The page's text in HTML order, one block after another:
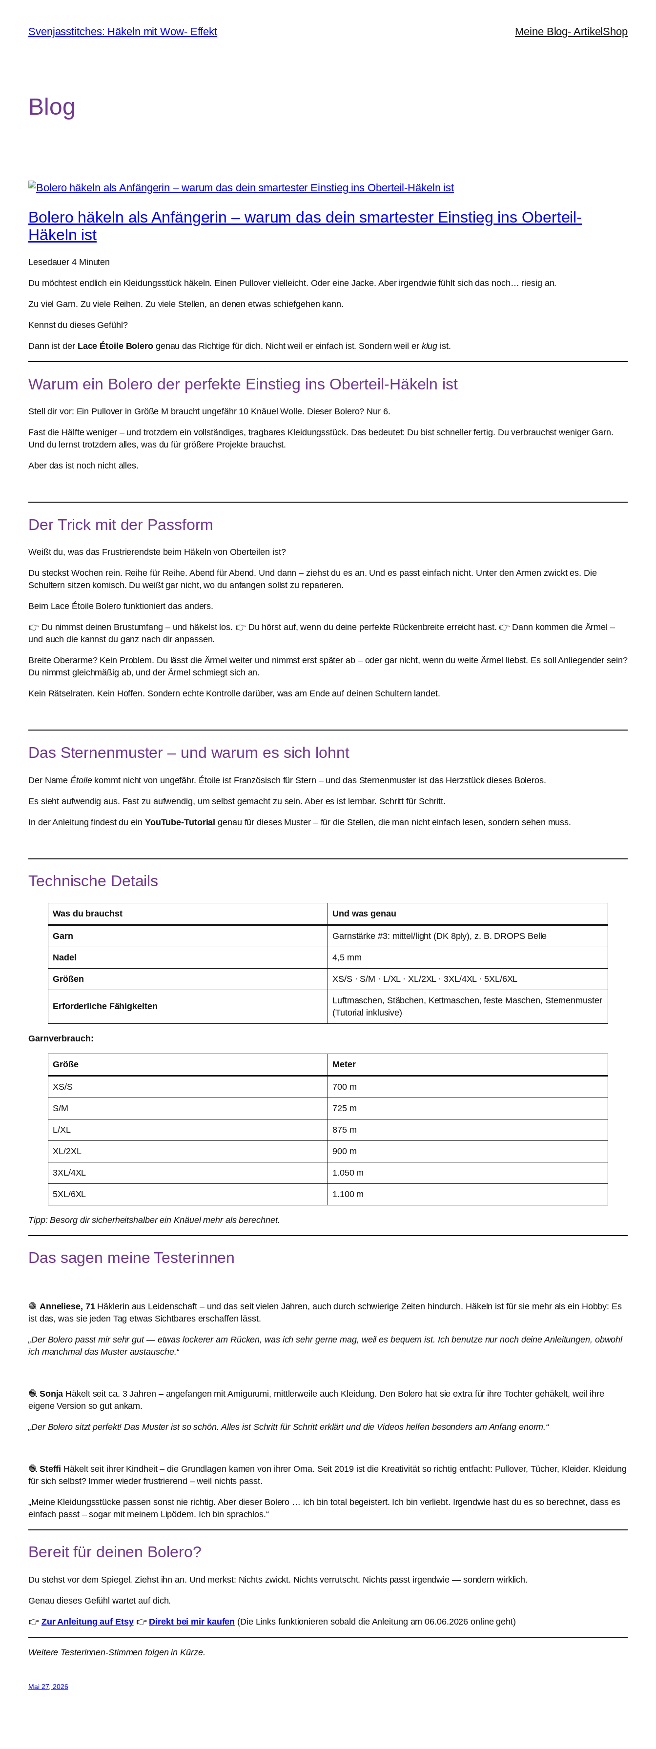
springen
Svenjasstitches: Häkeln mit Wow- Effekt Meine Blog- ArtikelShop
Blog
Bolero häkeln als Anfängerin – warum das dein smartester Einstieg ins Oberteil-
Häkeln ist
Lesedauer 4 Minuten
Du möchtest endlich ein Kleidungsstück häkeln. Einen Pullover vielleicht. Oder eine Jacke. Aber irgendwie fühlt sich das noch… riesig an.
Zu viel Garn. Zu viele Reihen. Zu viele Stellen, an denen etwas schiefgehen kann.
Kennst du dieses Gefühl?
Dann ist der Lace Étoile Bolerogenau das Richtige für dich. Nicht weil er einfach ist. Sondern weil er klug ist.
Warum ein Bolero der perfekte Einstieg ins Oberteil-Häkeln ist
Stell dir vor: Ein Pullover in Größe M braucht ungefähr 10 Knäuel Wolle. Dieser Bolero? Nur 6.
Fast die Hälfte weniger – und trotzdem ein vollständiges, tragbares Kleidungsstück. Das bedeutet: Du bist schneller fertig. Du verbrauchst weniger Garn.
Und du lernst trotzdem alles, was du für größere Projekte brauchst.
Aber das ist noch nicht alles.
Der Trick mit der Passform
Weißt du, was das Frustrierendste beim Häkeln von Oberteilen ist?
Du steckst Wochen rein. Reihe für Reihe. Abend für Abend. Und dann – ziehst du es an. Und es passt einfach nicht. Unter den Armen zwickt es. Die
Schultern sitzen komisch. Du weißt gar nicht, wo du anfangen sollst zu reparieren.
Beim Lace Étoile Bolero funktioniert das anders.
👉 Du nimmst deinen Brustumfang – und häkelst los. 👉 Du hörst auf, wenn du deine perfekte Rückenbreite erreicht hast. 👉 Dann kommen die Ärmel –
und auch die kannst du ganz nach dir anpassen.
Breite Oberarme? Kein Problem. Du lässt die Ärmel weiter und nimmst erst später ab – oder gar nicht, wenn du weite Ärmel liebst. Es soll Anliegender sein?
Du nimmst gleichmäßig ab, und der Ärmel schmiegt sich an.
Kein Rätselraten. Kein Hoffen. Sondern echte Kontrolle darüber, was am Ende auf deinen Schultern landet.
Das Sternenmuster – und warum es sich lohnt
Der NameÉtoilekommt nicht von ungefähr. Étoile ist Französisch für Stern – und das Sternenmuster ist das Herzstück dieses Boleros.
Es sieht aufwendig aus. Fast zu aufwendig, um selbst gemacht zu sein. Aber es ist lernbar. Schritt für Schritt.
In der Anleitung findest du ein YouTube-Tutorial genau für dieses Muster – für die Stellen, die man nicht einfach lesen, sondern sehen muss.
Technische Details
Was du brauchst Und was genau
Garn Garnstärke #3: mittel/light (DK 8ply), z. B. DROPS Belle
Nadel 4,5 mm
Größen XS/S · S/M · L/XL · XL/2XL · 3XL/4XL · 5XL/6XL
Erforderliche Fähigkeiten
Luftmaschen, Stäbchen, Kettmaschen, feste Maschen, Sternenmuster
(Tutorial inklusive)
Garnverbrauch:
Größe Meter
XS/S 700 m
S/M 725 m
L/XL 875 m
XL/2XL 900 m
3XL/4XL 1.050 m
5XL/6XL 1.100 m
Tipp: Besorg dir sicherheitshalber ein Knäuel mehr als berechnet.
Das sagen meine Testerinnen
🧶 Anneliese, 71Häklerin aus Leidenschaft – und das seit vielen Jahren, auch durch schwierige Zeiten hindurch. Häkeln ist für sie mehr als ein Hobby: Es
ist das, was sie jeden Tag etwas Sichtbares erschaffen lässt.
„Der Bolero passt mir sehr gut — etwas lockerer am Rücken, was ich sehr gerne mag, weil es bequem ist. Ich benutze nur noch deine Anleitungen, obwohl
ich manchmal das Muster austausche.“
🧶 Sonja Häkelt seit ca. 3 Jahren – angefangen mit Amigurumi, mittlerweile auch Kleidung. Den Bolero hat sie extra für ihre Tochter gehäkelt, weil ihre
eigene Version so gut ankam.
„Der Bolero sitzt perfekt! Das Muster ist so schön. Alles ist Schritt für Schritt erklärt und die Videos helfen besonders am Anfang enorm.“
🧶 Steffi Häkelt seit ihrer Kindheit – die Grundlagen kamen von ihrer Oma. Seit 2019 ist die Kreativität so richtig entfacht: Pullover, Tücher, Kleider. Kleidung
für sich selbst? Immer wieder frustrierend – weil nichts passt.
„Meine Kleidungsstücke passen sonst nie richtig. Aber dieser Bolero … ich bin total begeistert. Ich bin verliebt. Irgendwie hast du es so berechnet, dass es
einfach passt – sogar mit meinem Lipödem. Ich bin sprachlos.“
Bereit für deinen Bolero?
Du stehst vor dem Spiegel. Ziehst ihn an. Und merkst: Nichts zwickt. Nichts verrutscht. Nichts passt irgendwie — sondern wirklich.
Genau dieses Gefühl wartet auf dich.
👉 Zur Anleitung auf Etsy👉 Direkt bei mir kaufen (Die Links funktionieren sobald die Anleitung am 06.06.2026 online geht)
Weitere Testerinnen-Stimmen folgen in Kürze.
Mai 27, 2026